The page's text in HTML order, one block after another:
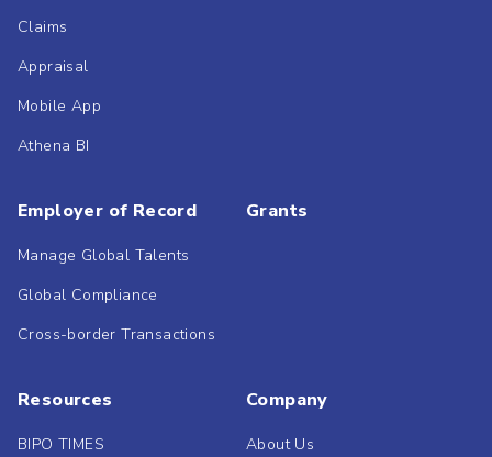
Claims
Appraisal
Mobile App
Athena BI
Employer of Record
Manage Global Talents
Global Compliance
Cross-border Transactions
Grants
Resources
BIPO TIMES
Company
About Us